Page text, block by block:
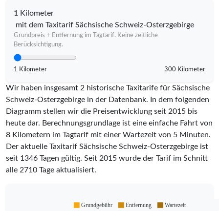
1 Kilometer
mit dem Taxitarif Sächsische Schweiz-Osterzgebirge
Grundpreis + Entfernung im Tagtarif. Keine zeitliche
Berücksichtigung.
1 Kilometer 300 Kilometer
Wir haben insgesamt 2 historische Taxitarife für Sächsische
Schweiz-Osterzgebirge in der Datenbank. In dem folgenden
Diagramm stellen wir die Preisentwicklung seit 2015 bis
heute dar. Berechnungsgrundlage ist eine einfache Fahrt von
8 Kilometern im Tagtarif mit einer Wartezeit von 5 Minuten.
Der aktuelle Taxitarif Sächsische Schweiz-Osterzgebirge ist
seit 1346 Tagen gültig. Seit 2015 wurde der Tarif im Schnitt
alle 2710 Tage aktualisiert.
Grundgebühr Entfernung Wartezeit